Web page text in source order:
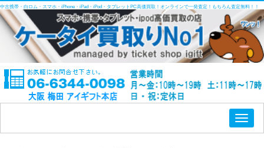
中古携帯・白ロム・スマホ・iPhone・iPad・iPod・タブレットPC高価買取！オンラインで一発査定！もちろん査定無料！！